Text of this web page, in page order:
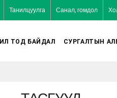
Танилцуулга Санал, гомдол
ИЛ ТОД БАЙДАЛ СУРГАЛТЫН